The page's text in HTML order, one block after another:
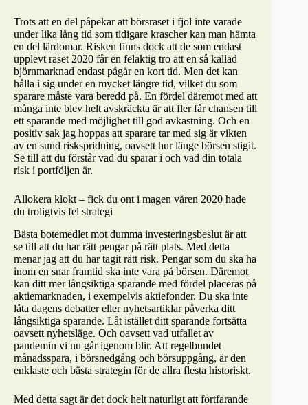
Trots att en del påpekar att börsraset i fjol inte varade
under lika lång tid som tidigare krascher kan man hämta
en del lärdomar. Risken finns dock att de som endast
upplevt raset 2020 får en felaktig tro att en så kallad
björnmarknad endast pågår en kort tid. Men det kan
hålla i sig under en mycket längre tid, vilket du som
sparare måste vara beredd på. En fördel däremot med att
många inte blev helt avskräckta är att fler får chansen till
ett sparande med möjlighet till god avkastning. Och en
positiv sak jag hoppas att sparare tar med sig är vikten
av en sund riskspridning, oavsett hur länge börsen stigit.
Se till att du förstår vad du sparar i och vad din totala
risk i portföljen är.
Allokera klokt – fick du ont i magen våren 2020 hade
du troligtvis fel strategi
Bästa botemedlet mot dumma investeringsbeslut är att
se till att du har rätt pengar på rätt plats. Med detta
menar jag att du har tagit rätt risk. Pengar som du ska ha
inom en snar framtid ska inte vara på börsen. Däremot
kan ditt mer långsiktiga sparande med fördel placeras på
aktiemarknaden, i exempelvis aktiefonder. Du ska inte
låta dagens debatter eller nyhetsartiklar påverka ditt
långsiktiga sparande. Låt istället ditt sparande fortsätta
oavsett nyhetsläge. Och oavsett vad utfallet av
pandemin vi nu går igenom blir. Att regelbundet
månadsspara, i börsnedgång och börsuppgång, är den
enklaste och bästa strategin för de allra flesta historiskt.
Med detta sagt är det dock helt naturligt att fortfarande